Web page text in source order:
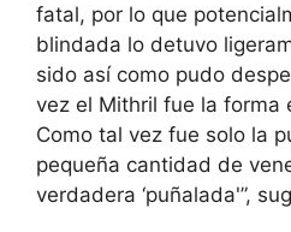
fatal, por lo que
blindada lo detuvo
sido así como pudo
vez el Mithril fue la forma
Como tal vez fue solo la
pequeña cantidad de
verdadera ‘puñalada'”,